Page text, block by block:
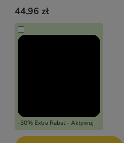
44,96 zł
-30% Extra Rabat - Aktywuj